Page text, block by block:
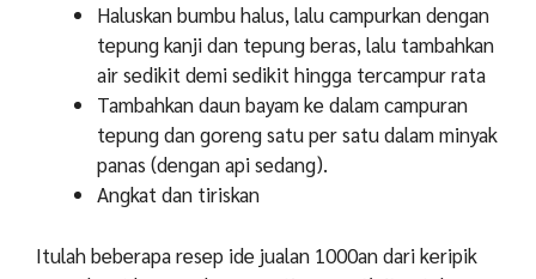
Haluskan bumbu halus, lalu campurkan dengan
tepung kanji dan tepung beras, lalu tambahkan
air sedikit demi sedikit hingga tercampur rata
Tambahkan daun bayam ke dalam campuran
tepung dan goreng satu per satu dalam minyak
panas (dengan api sedang).
Angkat dan tiriskan
Itulah beberapa resep ide jualan 1000an dari keripik